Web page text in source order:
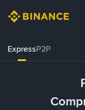
ExpressP2P